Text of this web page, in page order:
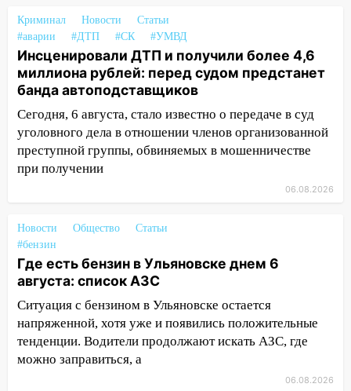
11:20
Валерия Клейменова выиграла два
золота в составе сборной мира
11:16 В Ульяновске открыли памятную
доску декабристу Кондратию Рылееву
10:40 В Ульяновске спасатели ночью
нашли потерявшегося в заброшенных
садах 79-летнего мужчину
На нескольких улицах Ульяновска
10:14
В Ульяновске двоих участников
коррупционной схемы при ЦГКБ
отправили в колонию на 7 и 8 лет
09:52
соседними Татарстаном и Саратовской
областью
09:41
Диана Шурыгина уверовала в
Криминал Новости
Статьи
#аварии
#ДТП #СК #УМВД
Инсценировали ДТП и получили более 4,6
миллиона рублей: перед судом предстанет
банда автоподставщиков
Сегодня, 6 августа, стало известно о передаче в суд
уголовного дела в отношении членов организованной
преступной группы, обвиняемых в мошенничестве
при получении
06.08.2026
Новости Общество
Статьи
#бензин
Где есть бензин в Ульяновске днем 6
августа: список АЗС
Ситуация с бензином в Ульяновске остается
напряженной, хотя уже и появились положительные
тенденции. Водители продолжают искать АЗС, где
можно заправиться, а
06.08.2026